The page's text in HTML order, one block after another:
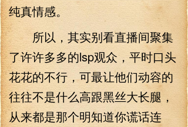
纯真情感。
所以，其实别看直播间聚集
了许许多多的lsp观众，平时口头
花花的不行，可最让他们动容的
往往不是什么高跟黑丝大长腿，
从来都是那个明知道你谎话连